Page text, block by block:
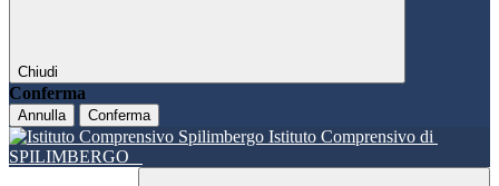
Chiudi
Conferma
Annulla Conferma
Istituto Comprensivo di
SPILIMBERGO